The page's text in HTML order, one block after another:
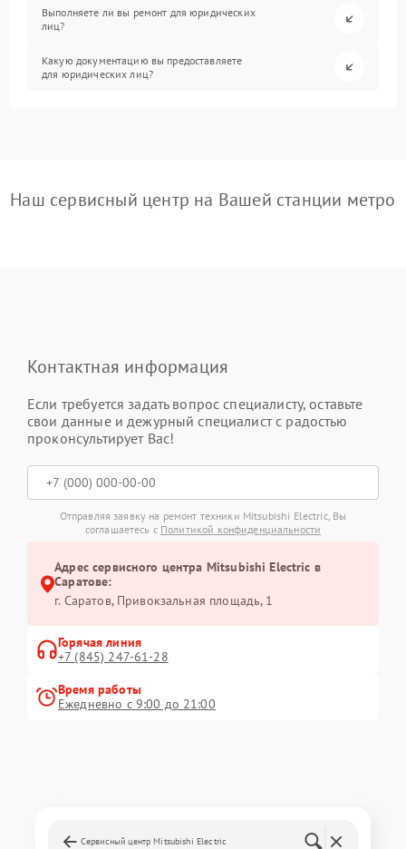
Выполняете ли вы ремонт для юридических
лиц?
Какую документацию вы предоставляете
для юридических лиц?
Наш сервисный центр на Вашей станции метро
Контактная информация
Если требуется задать вопрос специалисту, оставьте
свои данные и дежурный специалист с радостью
проконсультирует Вас!
Отправляя заявку на ремонт техники Mitsubishi Electric, Вы
соглашаетесь с Политикой конфиденциальности
Адрес сервисного центра Mitsubishi Electric в
Саратове:
г. Саратов, Привокзальная площадь, 1
Горячая линия
+7 (845) 247-61-28
Время работы
Ежедневно с 9:00 до 21:00
Сервисный центр Mitsubishi Electric